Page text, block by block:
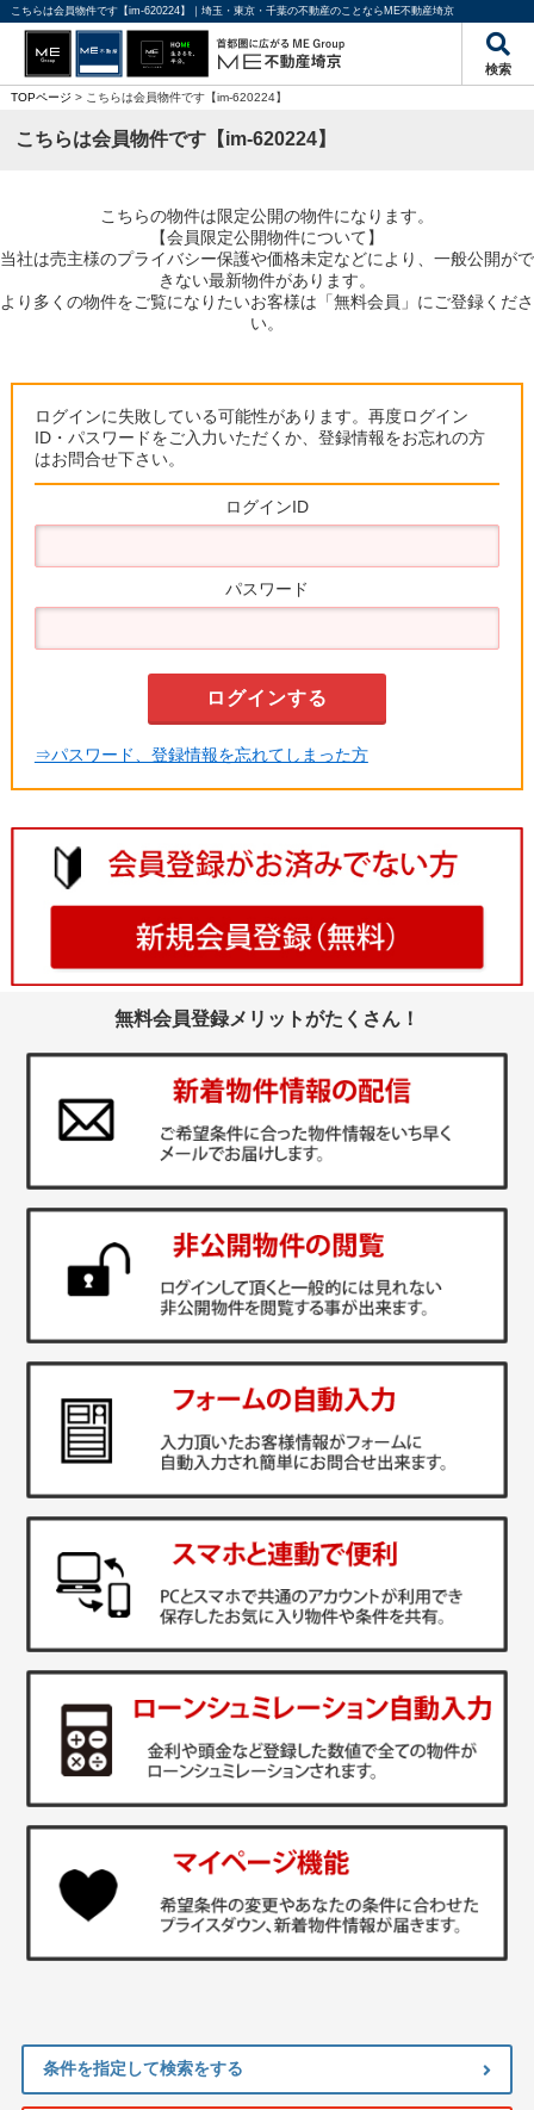
こちらは会員物件です【im-620224】｜埼玉・東京・千葉の不動産のことならME不動産埼京
検索
TOPページ > こちらは会員物件です【im-620224】
こちらは会員物件です【im-620224】
こちらの物件は限定公開の物件になります。
【会員限定公開物件について】
当社は売主様のプライバシー保護や価格未定などにより、一般公開がで
きない最新物件があります。
より多くの物件をご覧になりたいお客様は「無料会員」にご登録くださ
い。
ログインに失敗している可能性があります。再度ログイン
ID・パスワードをご入力いただくか、登録情報をお忘れの方
はお問合せ下さい。
ログインID
パスワード
⇒パスワード、登録情報を忘れてしまった方
無料会員登録メリットがたくさん！
条件を指定して検索をする